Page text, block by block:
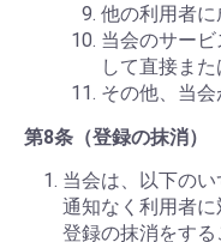
他の利用者
当会のサー
して直接ま
その他、当
第8条（登録の抹消）
当会は、以下の
通知なく利用者
登録の抹消をする